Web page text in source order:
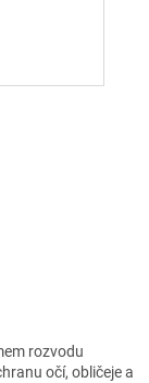
rozvodu
očí, obličeje a